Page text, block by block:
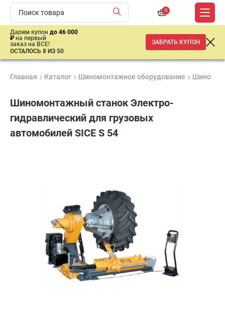
0
Дарим купон до 46 000
₽ на первый
заказ на ВСЕ!
ОСТАЛОСЬ 8 ИЗ 50
ЗАБРАТЬ КУПОН
Главная Каталог Шиномонтажное оборудование
Шиномонтажный станок Электро-
гидравлический для грузовых
автомобилей SICE S 54
Подобрать аналог